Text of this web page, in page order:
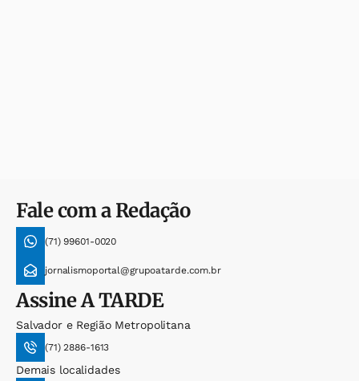
Fale com a Redação
(71) 99601-0020
jornalismoportal@grupoatarde.com.br
AssineA TARDE
Salvador e Região Metropolitana
(71) 2886-1613
Demais localidades